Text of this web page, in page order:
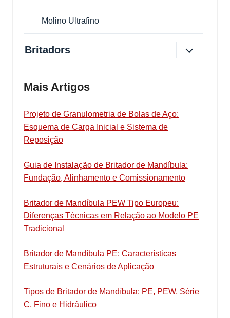
Molino Ultrafino
Britadors
Mais Artigos
Projeto de Granulometria de Bolas de Aço:
Esquema de Carga Inicial e Sistema de
Reposição
Guia de Instalação de Britador de Mandíbula:
Fundação, Alinhamento e Comissionamento
Britador de Mandíbula PEW Tipo Europeu:
Diferenças Técnicas em Relação ao Modelo PE
Tradicional
Britador de Mandíbula PE: Características
Estruturais e Cenários de Aplicação
Tipos de Britador de Mandíbula: PE, PEW, Série
C, Fino e Hidráulico